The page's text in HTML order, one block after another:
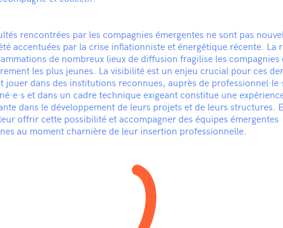
rencontrées par les compagnies émergentes ne sont pas
accentuées par la crise inflationniste et énergétique récente. La
de nombreux lieux de diffusion fragilise les compagnies
les plus jeunes. La visibilité est un enjeu crucial pour ces
jouer dans des institutions reconnues, auprès de
et dans un cadre technique exigeant constitue une
dans le développement de leurs projets et de leurs structures.
offrir cette possibilité et accompagner des équipes émergentes
au moment charnière de leur insertion professionnelle.